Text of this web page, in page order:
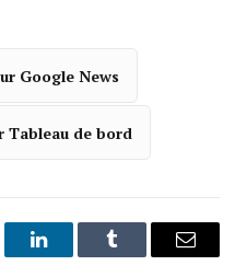
Google News
Tableau de bord
LinkedInTumblr